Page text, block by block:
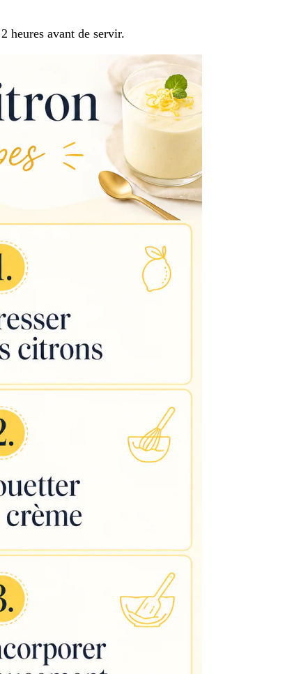
heures avant de servir.